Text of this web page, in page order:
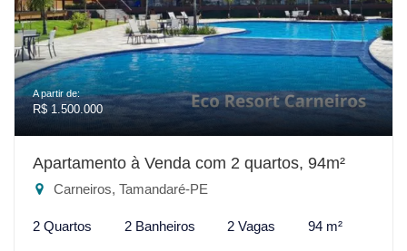
A partir de:
R$ 1.500.000
Apartamento à Venda com 2 quartos, 94m²
Carneiros, Tamandaré-PE
2 Quartos 2 Banheiros 2 Vagas 94 m²